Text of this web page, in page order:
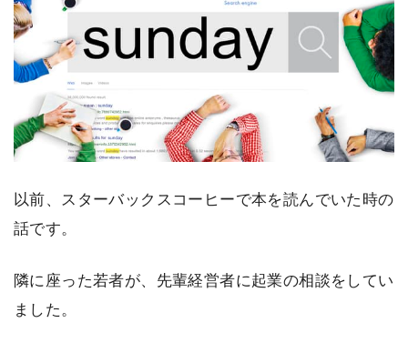
以前、スターバックスコーヒーで本を読んでいた時の
話です。
隣に座った若者が、先輩経営者に起業の相談をしてい
ました。